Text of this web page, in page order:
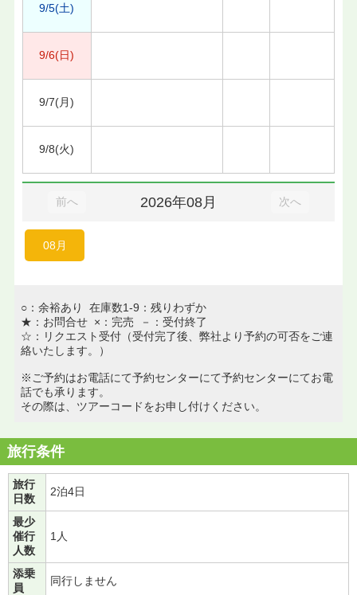
9/5(土)
9/6(日)
9/7(月)
9/8(火)
前へ 2026年08月 次へ
08月
○：余裕あり 在庫数1-9：残りわずか
★：お問合せ ×：完売 －：受付終了
☆：リクエスト受付（受付完了後、弊社より予約の可否をご連
絡いたします。）
※ご予約はお電話にて予約センターにて予約センターにてお電
話でも承ります。
その際は、ツアーコードをお申し付けください。
旅行条件
旅行
日数
2泊4日
最少
催行
人数
1人
添乗
員
同行しません